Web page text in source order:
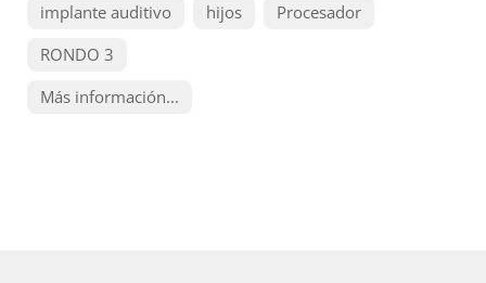
implante auditivo
hijos
Procesador
RONDO 3
Más información...